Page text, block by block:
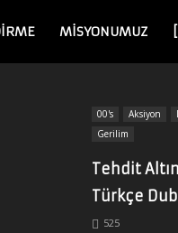
MISYONUMUZ
00's Aksiyon
Gerilim
Tehdit
Türkçe
525